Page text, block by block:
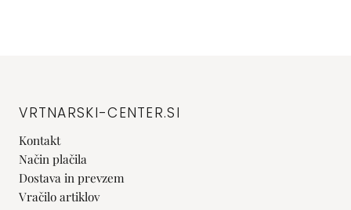
VRTNARSKI-CENTER.SI
Kontakt
Način plačila
Dostava in prevzem
Vračilo artiklov